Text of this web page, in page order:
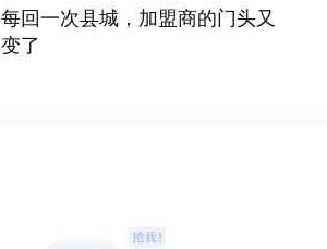
每回一次县城，加盟商的门头又
变了